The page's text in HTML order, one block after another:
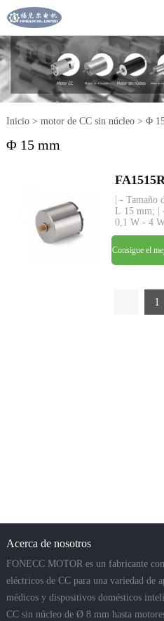
Inicio> motor de CC sin núcleo> Φ
Φ 15 mm
| - Tamaño
L 15 mm; |
0,1 W - 4
- 12V; | -
Eje: Φ1,0
Estructura:
1
Acerca de nosotros
FONECC MOTOR es un fabricante
eléctricos de CC para una variedad de
médicos y dispositivos domésticos
CC sin núcleo de Ø 8 mm hasta